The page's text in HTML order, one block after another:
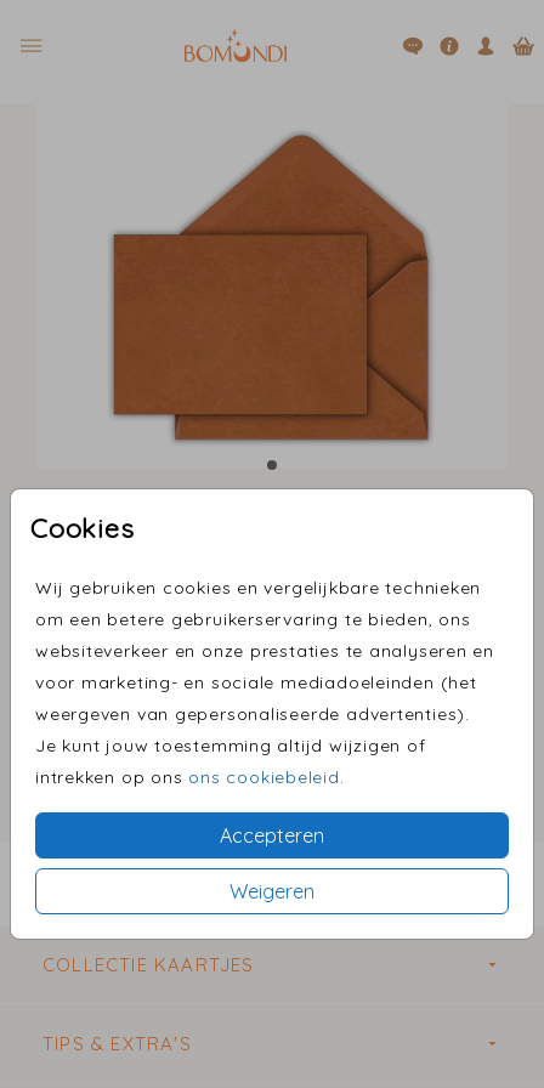
Cookies
Wij gebruiken cookies en vergelijkbare technieken
om een betere gebruikerservaring te bieden, ons
websiteverkeer en onze prestaties te analyseren en
voor marketing- en sociale mediadoeleinden (het
weergeven van gepersonaliseerde advertenties).
Je kunt jouw toestemming altijd wijzigen of
intrekken op ons ons cookiebeleid.
Accepteren
Weigeren
Metallic Bronze 15 x 11
Aantal x 1 Prijs: € 0,60
Omschrijving
metallic bronze 15 x 11
per 1
COLLECTIE KAARTJES
TIPS & EXTRA'S